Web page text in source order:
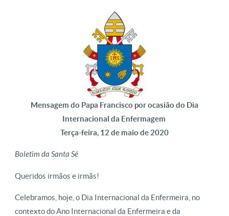
Mensagem do Papa Francisco por ocasião do Dia
Internacional da Enfermagem
Terça-feira, 12 de maio de 2020
Boletim da Santa Sé
Queridos irmãos e irmãs!
Celebramos, hoje, o Dia Internacional da Enfermeira, no
contexto do Ano Internacional da Enfermeira e da